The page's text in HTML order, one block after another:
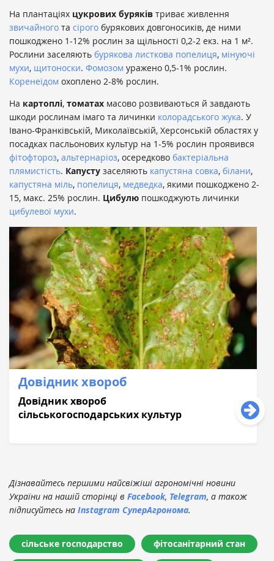
На плантаціях цукрових буряків триває живлення
звичайного та сірого бурякових довгоносиків, де ними
пошкоджено 1-12% рослин за щільності 0,2-2 екз. на 1 м².
Рослини заселяють бурякова листкова попелиця, мінуючі
мухи, щитоноски. Фомозом уражено 0,5-1% рослин.
Коренеїдом охоплено 2-8% рослин.
На картоплі, томатах масово розвиваються й завдають
шкоди рослинам імаго та личинки колорадського жука. У
Івано-Франківській, Миколаївській, Херсонській областях у
посадках пасльонових культур на 1-5% рослин проявився
фітофтороз, альтернаріоз, осередково бактеріальна
плямистість. Капусту заселяють капустяна совка, білани,
капустяна міль, попелиця, медведка, якими пошкоджено 2-
15, макс. 25% рослин. Цибулю пошкоджують личинки
цибулевої мухи.
Довідник хвороб
Довідник хвороб
сільськогосподарських культур
Дізнавайтесь першими найсвіжіші агрономічні новини
України на нашій сторінці в Facebook, Telegram, а також
підписуйтесь на Instagram СуперАгронома.
сільське господарство фітосанітарний стан